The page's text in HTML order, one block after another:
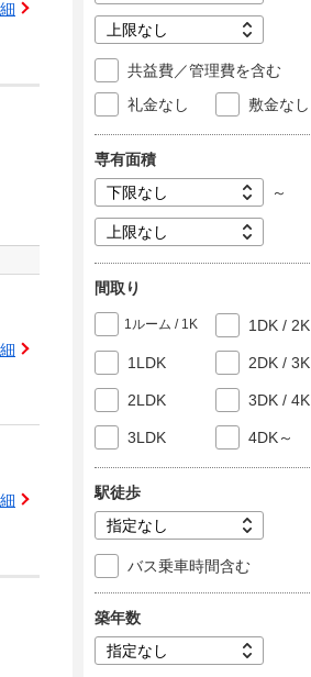
共益費／管理費を含む
礼金なし
敷金なし
専有面積
～
間取り
1ルーム / 1K 1DK / 2K
1LDK 2DK / 3K
2LDK 3DK / 4K
3LDK 4DK～
駅徒歩
バス乗車時間含む
築年数